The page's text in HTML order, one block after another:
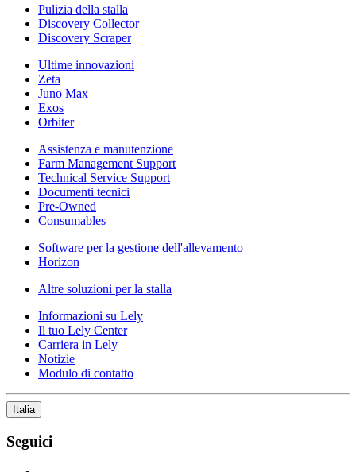
Pulizia della stalla
Discovery Collector
Discovery Scraper
Ultime innovazioni
Zeta
Juno Max
Exos
Orbiter
Assistenza e manutenzione
Farm Management Support
Technical Service Support
Documenti tecnici
Pre-Owned
Consumables
Software per la gestione dell'allevamento
Horizon
Altre soluzioni per la stalla
Informazioni su Lely
Il tuo Lely Center
Carriera in Lely
Notizie
Modulo di contatto
Italia
Seguici